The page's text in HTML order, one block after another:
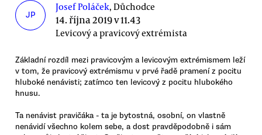
JP
Josef Poláček, Důchodce
14. října 2019 v 11.43
Levicový a pravicový extrémista
Základní rozdíl mezi pravicovým a levicovým extrémismem leží
v tom, že pravicový extrémismu v prvé řadě pramení z pocitu
hluboké nenávisti; zatímco ten levicový z pocitu hlubokého
hnusu.
Ta nenávist pravičáka - ta je bytostná, osobní, on vlastně
nenávidí všechno kolem sebe, a dost pravděpodobně i sám